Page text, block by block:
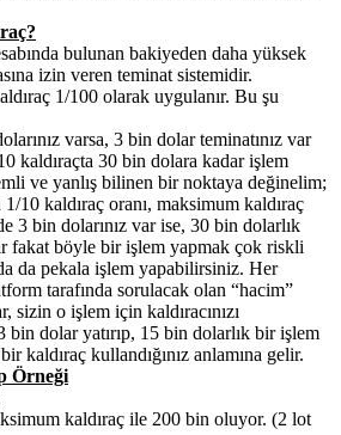
bulunan bakiyeden daha yüksek
izin veren teminat sistemidir.
1/100 olarak uygulanır. Bu şu
varsa, 3 bin dolar teminatınız var
kaldıraçta 30 bin dolara kadar işlem
ve yanlış bilinen bir noktaya değinelim;
10 kaldıraç oranı, maksimum kaldıraç
3 bin dolarınız var ise, 30 bin dolarlık
fakat böyle bir işlem yapmak çok riskli
da pekala işlem yapabilirsiniz. Her
tarafında sorulacak olan “hacim”
sizin o işlem için kaldıracınızı
dolar yatırıp, 15 bin dolarlık bir işlem
kaldıraç kullandığınız anlamına gelir.
Örneği
kaldıraç ile 200 bin oluyor. (2 lot